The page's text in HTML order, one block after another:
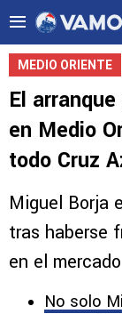
MEDIO ORIENTE
El
en Medio
todo Cruz
Miguel Borja
tras haberse
en el
No solo